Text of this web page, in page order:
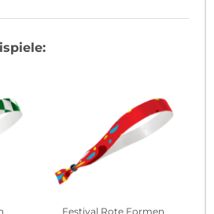
Festival Rote Formen